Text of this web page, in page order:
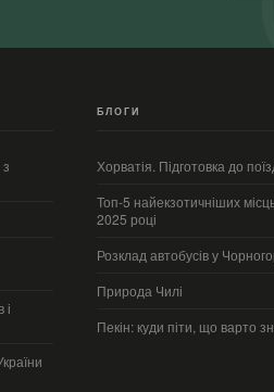
БЛОГИ
Хорватія. Підготовка до
Топ-5 найекзотичніших
2025 році
Розклад автобусів у
Природа Чилі
Пекін: куди піти, що варто